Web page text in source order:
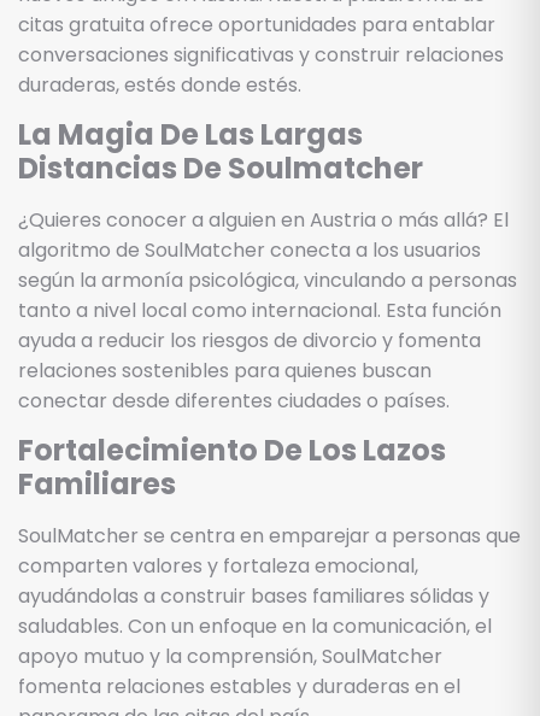
citas gratuita ofrece oportunidades para entablar
conversaciones significativas y construir relaciones
duraderas, estés donde estés.
La Magia De Las Largas
Distancias De Soulmatcher
¿Quieres conocer a alguien en Austria o más allá? El
algoritmo de SoulMatcher conecta a los usuarios
según la armonía psicológica, vinculando a personas
tanto a nivel local como internacional. Esta función
ayuda a reducir los riesgos de divorcio y fomenta
relaciones sostenibles para quienes buscan
conectar desde diferentes ciudades o países.
Fortalecimiento De Los Lazos
Familiares
SoulMatcher se centra en emparejar a personas que
comparten valores y fortaleza emocional,
ayudándolas a construir bases familiares sólidas y
saludables. Con un enfoque en la comunicación, el
apoyo mutuo y la comprensión, SoulMatcher
fomenta relaciones estables y duraderas en el